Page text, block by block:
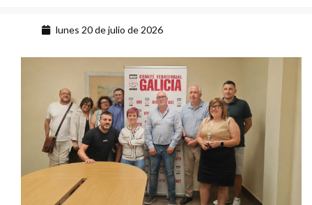
lunes 20 de julio de 2026